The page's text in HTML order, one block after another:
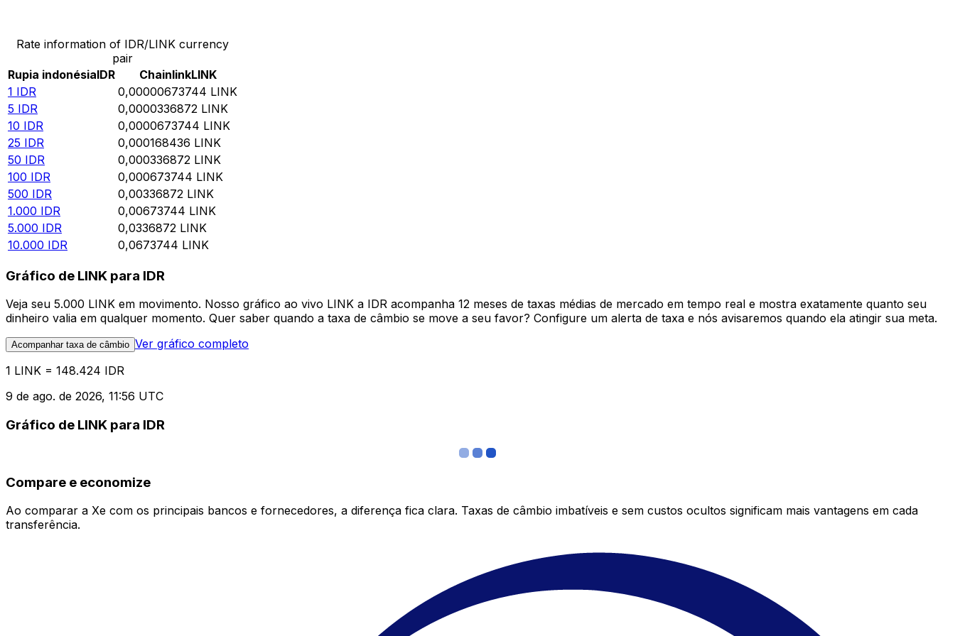
Rate information of IDR/LINK currency
pair
Rupia indonésiaIDR ChainlinkLINK
1 IDR 0,00000673744 LINK
5 IDR 0,0000336872 LINK
10 IDR 0,0000673744 LINK
25 IDR 0,000168436 LINK
50 IDR 0,000336872 LINK
100 IDR 0,000673744 LINK
500 IDR 0,00336872 LINK
1.000 IDR 0,00673744 LINK
5.000 IDR 0,0336872 LINK
10.000 IDR 0,0673744 LINK
Gráfico de LINK para IDR
Veja seu 5.000 LINK em movimento. Nosso gráfico ao vivo LINK a IDR acompanha 12 meses de taxas médias de mercado em tempo real e mostra exatamente quanto seu
dinheiro valia em qualquer momento. Quer saber quando a taxa de câmbio se move a seu favor? Configure um alerta de taxa e nós avisaremos quando ela atingir sua meta.
Acompanhar taxa de câmbio Ver gráfico completo
1 LINK = 148.424 IDR
9 de ago. de 2026, 11:56 UTC
Gráfico de LINK para IDR
Compare e economize
Ao comparar a Xe com os principais bancos e fornecedores, a diferença fica clara. Taxas de câmbio imbatíveis e sem custos ocultos significam mais vantagens em cada
transferência.